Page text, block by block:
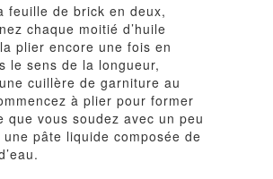
feuille de brick en deux,
chaque moitié d’huile
plier encore une fois en
le sens de la longueur,
cuillère de garniture au
à plier pour former
que vous soudez avec un peu
une pâte liquide composée de